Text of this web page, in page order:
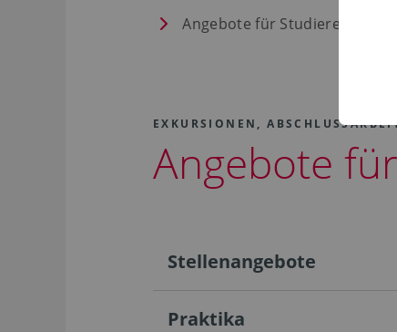
Angebote für Studierende
EXKURSIONEN,
Angebote
Stellenangebote
Praktika